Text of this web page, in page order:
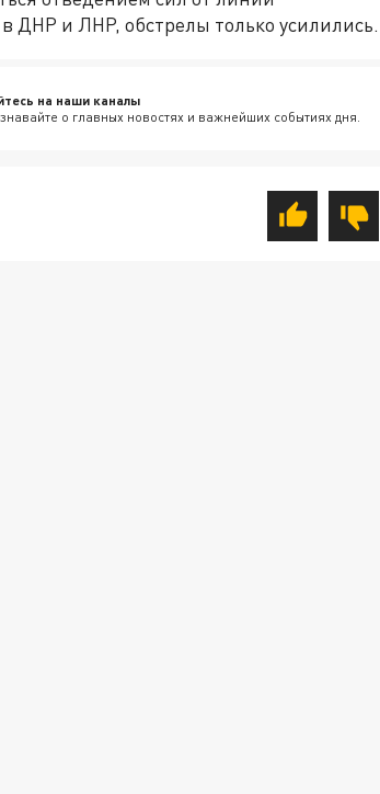
ДНР и ЛНР, обстрелы только усилились.
на наши каналы
о главных новостях и важнейших событиях дня.